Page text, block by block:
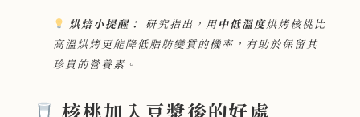
烘焙小提醒： 研究指出，用中低溫度烘烤核桃比
高溫烘烤更能降低脂肪變質的機率，有助於保留其
珍貴的營養素。
核桃加入豆漿後的好處